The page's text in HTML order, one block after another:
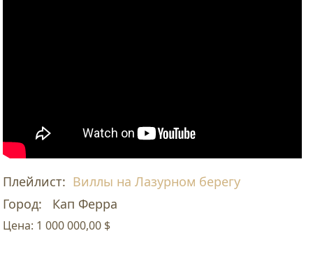
Плейлист: Виллы на Лазурном берегу
Город:
Кап Ферра
Цена: 1 000 000,00 $